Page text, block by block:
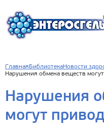
Главная БиблиотекаНовости
Нарушения обмена веществ
Нарушения
могут